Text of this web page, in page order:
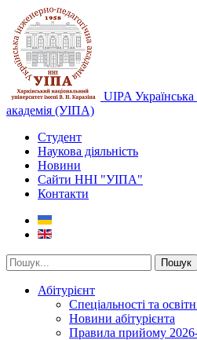
UIPA Українська
академія (УІПА)
Студент
Наукова діяльність
Новини
Сайти ННІ "УІПА"
Контакти
Пошук
Абітурієнт
Спеціальності та
Новини абітурієнта
Правила прийому